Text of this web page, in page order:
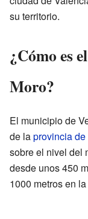
su territorio.
¿Cómo es
Moro?
El municipio de
de laprovincia
sobre el nivel del
desde unos 450
1000 metros en